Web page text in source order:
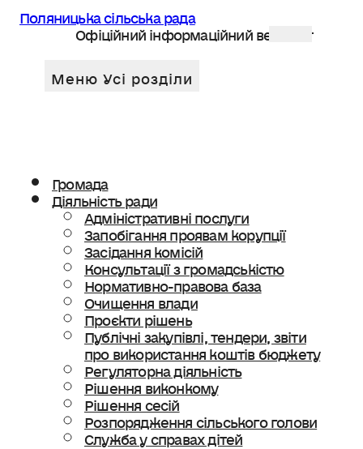
Поляницька сільська рада
Офіційний інформаційний веб сайт
Громада
Діяльність ради
Адміністративні послуги
Запобігання проявам корупції
Засідання комісій
Консультації з громадськістю
Нормативно-правова база
Очищення влади
Проєкти рішень
Публічні закупівлі, тендери, звіти
про використання коштів бюджету
Регуляторна діяльність
Рішення виконкому
Рішення сесій
Розпорядження сільського голови
Служба у справах дітей